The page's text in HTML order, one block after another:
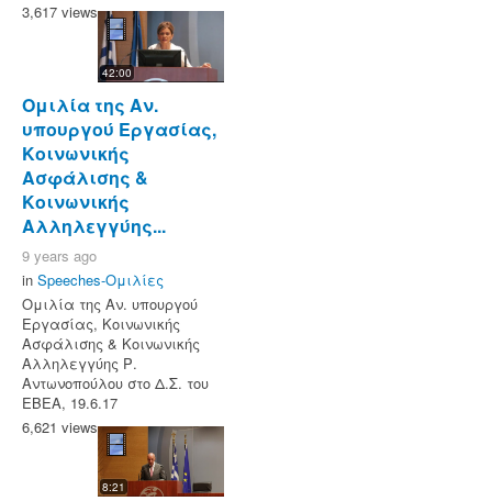
3,617 views
42:00
Ομιλία της Αν.
υπουργού Εργασίας,
Κοινωνικής
Ασφάλισης &
Κοινωνικής
Αλληλεγγύης...
9 years ago
in Speeches-Ομιλίες
Ομιλία της Αν. υπουργού
Εργασίας, Κοινωνικής
Ασφάλισης & Κοινωνικής
Αλληλεγγύης Ρ.
Αντωνοπούλου στο Δ.Σ. του
ΕΒΕΑ, 19.6.17
6,621 views
8:21